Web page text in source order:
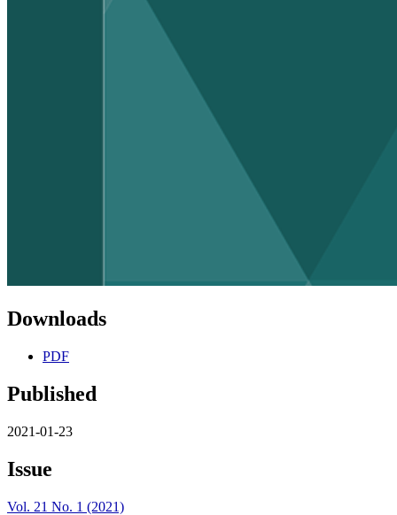
Downloads
PDF
Published
2021-01-23
Issue
Vol. 21 No. 1 (2021)